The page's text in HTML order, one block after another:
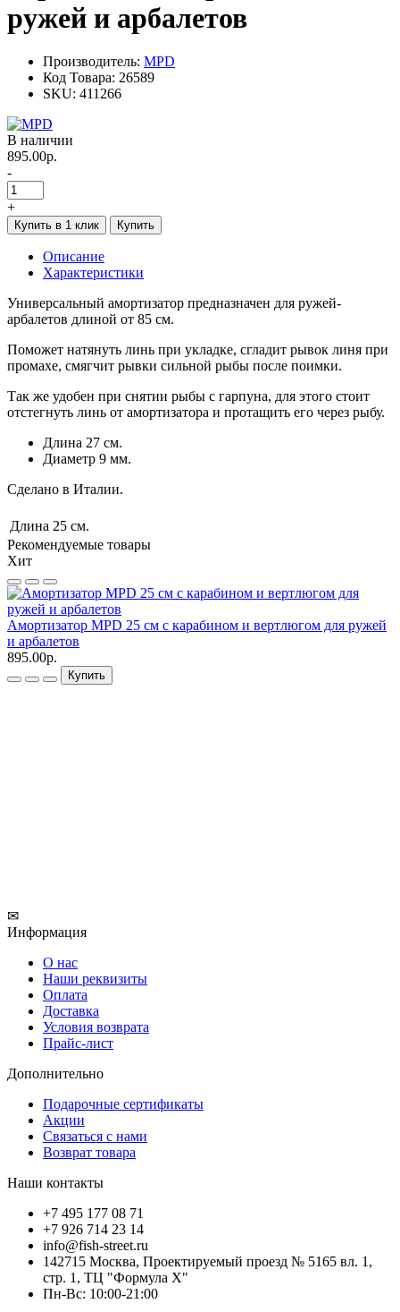
ружей и арбалетов
Производитель: MPD
Код Товара: 26589
SKU: 411266
В наличии
895.00р.
-
+
Купить в 1 клик Купить
Описание
Характеристики
Универсальный амортизатор предназначен для ружей-
арбалетов длиной от 85 см.
Поможет натянуть линь при укладке, сгладит рывок линя при
промахе, смягчит рывки сильной рыбы после поимки.
Так же удобен при снятии рыбы с гарпуна, для этого стоит
отстегнуть линь от амортизатора и протащить его через рыбу.
Длина 27 см.
Диаметр 9 мм.
Сделано в Италии.
Длина 25 см.
Рекомендуемые товары
Хит
Амортизатор MPD 25 см с карабином и вертлюгом для ружей
и арбалетов
895.00р.
Купить
✉
Информация
О нас
Наши реквизиты
Оплата
Доставка
Условия возврата
Прайс-лист
Дополнительно
Подарочные сертификаты
Акции
Связаться с нами
Возврат товара
Наши контакты
+7 495 177 08 71
+7 926 714 23 14
info@fish-street.ru
142715 Москва, Проектируемый проезд № 5165 вл. 1,
стр. 1, ТЦ "Формула X"
Пн-Вс: 10:00-21:00